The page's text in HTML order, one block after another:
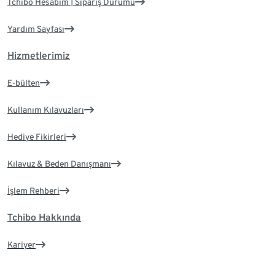
Tchibo Hesabım | Sipariş Durumu
Yardım Sayfası
Hizmetlerimiz
E-bülten
Kullanım Kılavuzları
Hediye Fikirleri
Kılavuz & Beden Danışmanı
İşlem Rehberi
Tchibo Hakkında
Kariyer